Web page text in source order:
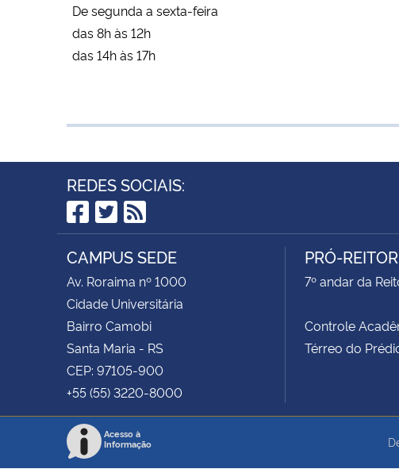
De segunda a sexta-feira
das 8h às 12h
das 14h às 17h
REDES SOCIAIS:
Facebook
Twitter
RSS
CAMPUS SEDE
Av. Roraima nº 1000
Cidade Universitária
Bairro Camobi
Santa Maria - RS
CEP: 97105-900
+55 (55) 3220-8000
PRÓ-
7º andar da
Controle
Térreo do
Acesso à
Informação